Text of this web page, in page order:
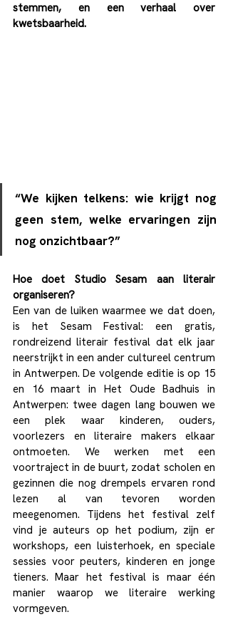
stemmen, en een verhaal over
kwetsbaarheid.
“We kijken telkens: wie krijgt nog
geen stem, welke ervaringen zijn
nog onzichtbaar?”
Hoe doet Studio Sesam aan literair
organiseren?
Een van de luiken waarmee we dat doen,
is het Sesam Festival: een gratis,
rondreizend literair festival dat elk jaar
neerstrijkt in een ander cultureel centrum
in Antwerpen. De volgende editie is op 15
en 16 maart in Het Oude Badhuis in
Antwerpen: twee dagen lang bouwen we
een plek waar kinderen, ouders,
voorlezers en literaire makers elkaar
ontmoeten. We werken met een
voortraject in de buurt, zodat scholen en
gezinnen die nog drempels ervaren rond
lezen al van tevoren worden
meegenomen. Tijdens het festival zelf
vind je auteurs op het podium, zijn er
workshops, een luisterhoek, en speciale
sessies voor peuters, kinderen en jonge
tieners. Maar het festival is maar één
manier waarop we literaire werking
vormgeven.